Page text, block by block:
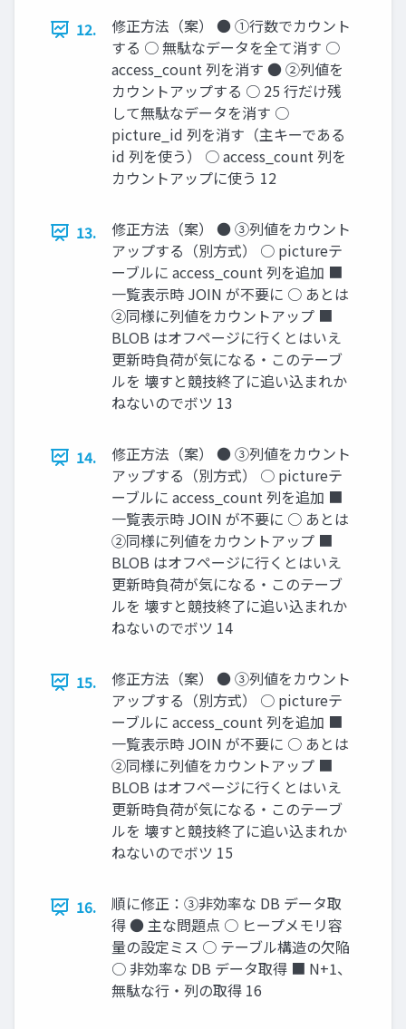
12.
修正方法（案） ● ①行数でカウント
する ○ 無駄なデータを全て消す ○
access_count 列を消す ● ②列値を
カウントアップする ○ 25 行だけ残
して無駄なデータを消す ○
picture_id 列を消す（主キーである
id 列を使う） ○ access_count 列を
カウントアップに使う 12
13.
修正方法（案） ● ③列値をカウント
アップする（別方式） ○ pictureテ
ーブルに access_count 列を追加 ■
一覧表示時 JOIN が不要に ○ あとは
②同様に列値をカウントアップ ■
BLOB はオフページに行くとはいえ
更新時負荷が気になる・このテーブ
ルを 壊すと競技終了に追い込まれか
ねないのでボツ 13
14.
修正方法（案） ● ③列値をカウント
アップする（別方式） ○ pictureテ
ーブルに access_count 列を追加 ■
一覧表示時 JOIN が不要に ○ あとは
②同様に列値をカウントアップ ■
BLOB はオフページに行くとはいえ
更新時負荷が気になる・このテーブ
ルを 壊すと競技終了に追い込まれか
ねないのでボツ 14
15.
修正方法（案） ● ③列値をカウント
アップする（別方式） ○ pictureテ
ーブルに access_count 列を追加 ■
一覧表示時 JOIN が不要に ○ あとは
②同様に列値をカウントアップ ■
BLOB はオフページに行くとはいえ
更新時負荷が気になる・このテーブ
ルを 壊すと競技終了に追い込まれか
ねないのでボツ 15
16.
順に修正：③非効率な DB データ取
得 ● 主な問題点 ○ ヒープメモリ容
量の設定ミス ○ テーブル構造の欠陥
○ 非効率な DB データ取得 ■ N+1、
無駄な行・列の取得 16